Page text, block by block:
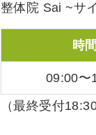
整体院 Sai ~サ
時間
09:00〜
（最終受付18:30